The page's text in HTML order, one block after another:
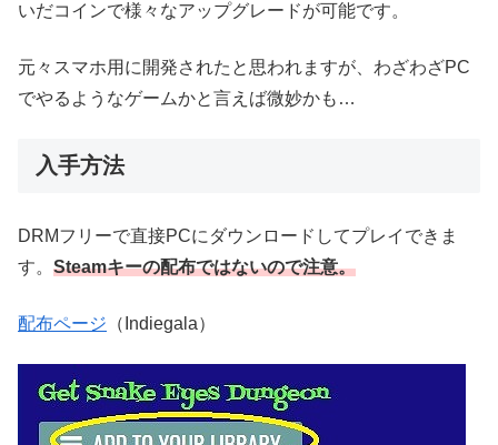
いだコインで様々なアップグレードが可能です。
元々スマホ用に開発されたと思われますが、わざわざPC
でやるようなゲームかと言えば微妙かも…
入手方法
DRMフリーで直接PCにダウンロードしてプレイできま
す。 Steamキーの配布ではないので注意。
配布ページ （Indiegala）